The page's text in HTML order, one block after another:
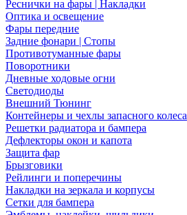
Реснички на фары | Накладки
Оптика и освещение
Фары передние
Задние фонари | Стопы
Противотуманные фары
Поворотники
Дневные ходовые огни
Светодиоды
Внешний Тюнинг
Контейнеры и чехлы запасного колеса
Решетки радиатора и бампера
Дефлекторы окон и капота
Защита фар
Брызговики
Рейлинги и поперечины
Накладки на зеркала и корпусы
Сетки для бампера